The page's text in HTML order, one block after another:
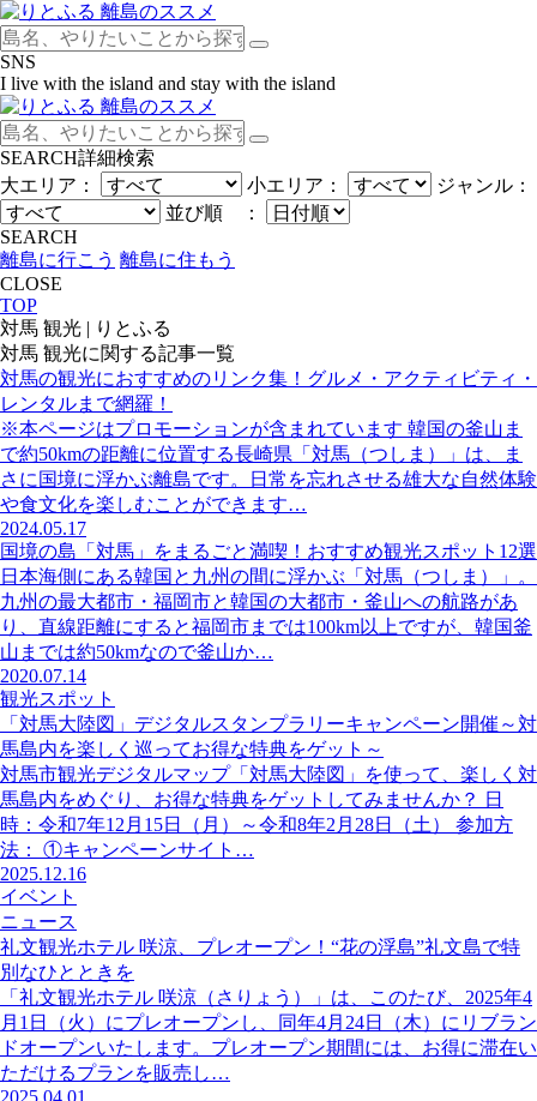
SNS
I live with the island and stay with the island
SEARCH詳細検索
大エリア：
小エリア：
ジャンル：
並び順 ：
SEARCH
離島に行こう 離島に住もう
CLOSE
TOP
対馬 観光 | りとふる
対馬 観光に関する記事一覧
対馬の観光におすすめのリンク集！グルメ・アクティビティ・
レンタルまで網羅！
※本ページはプロモーションが含まれています 韓国の釜山ま
で約50kmの距離に位置する長崎県「対馬（つしま）」は、ま
さに国境に浮かぶ離島です。日常を忘れさせる雄大な自然体験
や食文化を楽しむことができます…
2024.05.17
国境の島「対馬」をまるごと満喫！おすすめ観光スポット12選
日本海側にある韓国と九州の間に浮かぶ「対馬（つしま）」。
九州の最大都市・福岡市と韓国の大都市・釜山への航路があ
り、直線距離にすると福岡市までは100km以上ですが、韓国釜
山までは約50kmなので釜山か…
2020.07.14
観光スポット
「対馬大陸図」デジタルスタンプラリーキャンペーン開催～対
馬島内を楽しく巡ってお得な特典をゲット～
対馬市観光デジタルマップ「対馬大陸図」を使って、楽しく対
馬島内をめぐり、お得な特典をゲットしてみませんか？ 日
時：令和7年12月15日（月）～令和8年2月28日（土） 参加方
法： ①キャンペーンサイト…
2025.12.16
イベント
ニュース
礼文観光ホテル 咲涼、プレオープン！“花の浮島”礼文島で特
別なひとときを
「礼文観光ホテル 咲涼（さりょう）」は、このたび、2025年4
月1日（火）にプレオープンし、同年4月24日（木）にリブラン
ドオープンいたします。プレオープン期間には、お得に滞在い
ただけるプランを販売し…
2025.04.01